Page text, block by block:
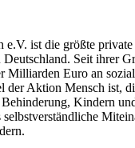
ist die größte
Seit ihrer
Milliarden Euro an
der Aktion Mensch ist,
Kindern
selbstverständliche